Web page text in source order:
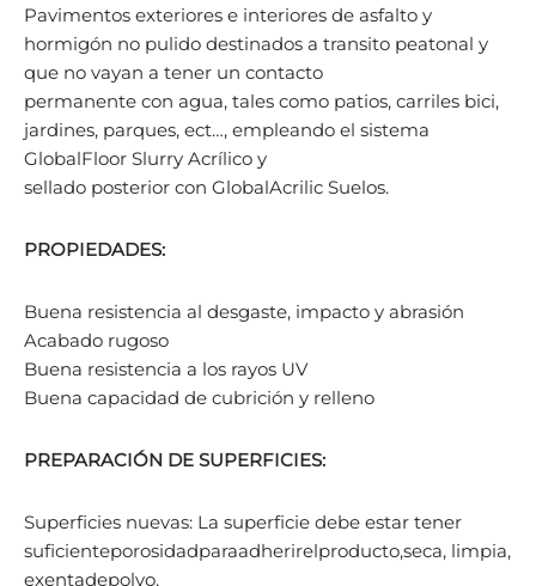
Pavimentos exteriores e interiores de asfalto y
hormigón no pulido destinados a transito peatonal y
que no vayan a tener un contacto
permanente con agua, tales como patios, carriles bici,
jardines, parques, ect…, empleando el sistema
GlobalFloor Slurry Acrílico y
sellado posterior con GlobalAcrilic Suelos.
PROPIEDADES:
Buena resistencia al desgaste, impacto y abrasión
Acabado rugoso
Buena resistencia a los rayos UV
Buena capacidad de cubrición y relleno
PREPARACIÓN DE SUPERFICIES:
Superficies nuevas: La superficie debe estar tener
suficienteporosidadparaadherirelproducto,seca, limpia,
exentadepolvo,